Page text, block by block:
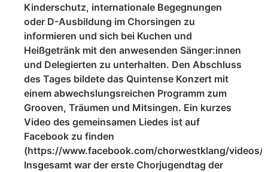
Kinderschutz, internationale Begegnungen
oder D-Ausbildung im Chorsingen zu
informieren und sich bei Kuchen und
Heißgetränk mit den anwesenden Sänger:innen
und Delegierten zu unterhalten. Den Abschluss
des Tages bildete das Quintense Konzert mit
einem abwechslungsreichen Programm zum
Grooven, Träumen und Mitsingen. Ein kurzes
Video des gemeinsamen Liedes ist auf
Facebook zu finden
(https://www.facebook.com/chorwestklang/videos/
Insgesamt war der erste Chorjugendtag der